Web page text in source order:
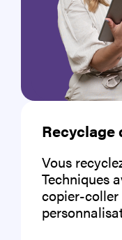
Recyclage
Vous
Techniques
copier-coller